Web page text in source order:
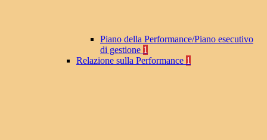
Piano della Performance/Piano esecutivo
di gestione 1
Relazione sulla Performance 1